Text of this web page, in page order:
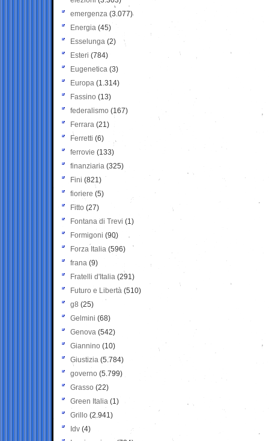
emergenza (3.077)
Energia (45)
Esselunga (2)
Esteri (784)
Eugenetica (3)
Europa (1.314)
Fassino (13)
federalismo (167)
Ferrara (21)
Ferretti (6)
ferrovie (133)
finanziaria (325)
Fini (821)
fioriere (5)
Fitto (27)
Fontana di Trevi (1)
Formigoni (90)
Forza Italia (596)
frana (9)
Fratelli d'Italia (291)
Futuro e Libertà (510)
g8 (25)
Gelmini (68)
Genova (542)
Giannino (10)
Giustizia (5.784)
governo (5.799)
Grasso (22)
Green Italia (1)
Grillo (2.941)
Idv (4)